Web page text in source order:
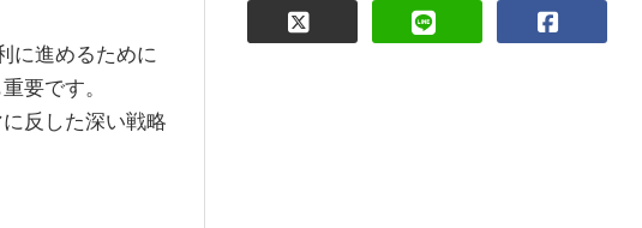
に進めるために
要です。
反した深い戦略